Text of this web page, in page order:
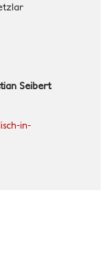
Seibert
in-